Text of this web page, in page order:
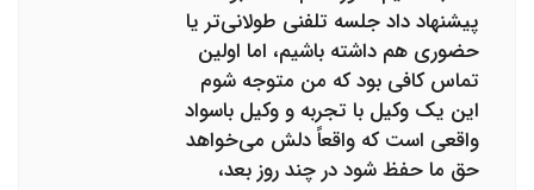
پیشنهاد داد جلسه تلفنی طولانی‌تر یا
حضوری هم داشته باشیم، اما اولین
تماس کافی بود که من متوجه شوم
این یک وکیل با تجربه و وکیل باسواد
واقعی است که واقعاً دلش می‌خواهد
حق ما حفظ شود در چند روز بعد،